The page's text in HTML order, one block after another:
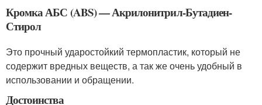
Кромка АБС (ABS) — Акрилонитрил-Бутадиен-
Стирол
Это прочный ударостойкий термопластик, который не
содержит вредных веществ, а так же очень удобный в
использовании и обращении.
Достоинства